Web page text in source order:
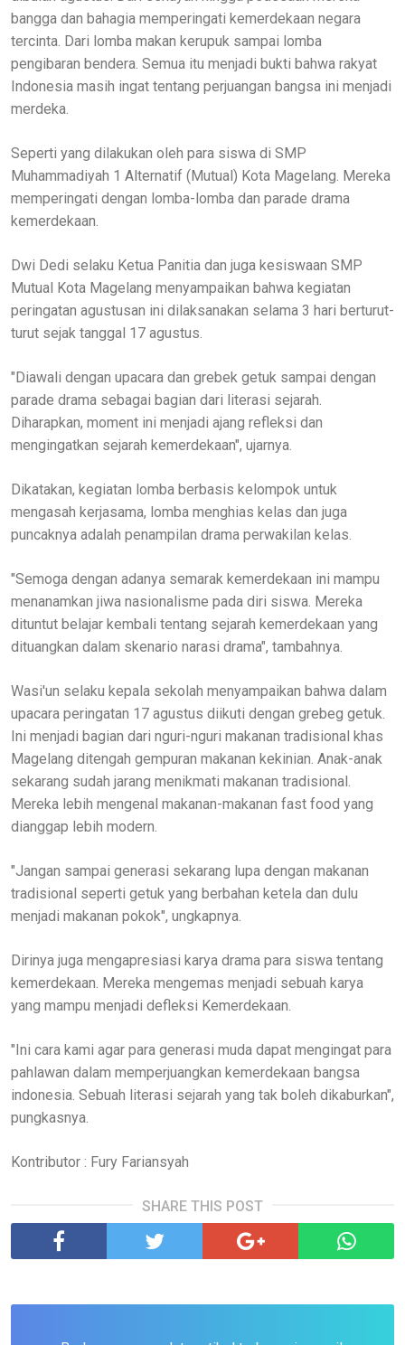
bangga dan bahagia memperingati kemerdekaan negara
tercinta. Dari lomba makan kerupuk sampai lomba
pengibaran bendera. Semua itu menjadi bukti bahwa rakyat
Indonesia masih ingat tentang perjuangan bangsa ini menjadi
merdeka.
Seperti yang dilakukan oleh para siswa di SMP
Muhammadiyah 1 Alternatif (Mutual) Kota Magelang. Mereka
memperingati dengan lomba-lomba dan parade drama
kemerdekaan.
Dwi Dedi selaku Ketua Panitia dan juga kesiswaan SMP
Mutual Kota Magelang menyampaikan bahwa kegiatan
peringatan agustusan ini dilaksanakan selama 3 hari berturut-
turut sejak tanggal 17 agustus.
"Diawali dengan upacara dan grebek getuk sampai dengan
parade drama sebagai bagian dari literasi sejarah.
Diharapkan, moment ini menjadi ajang refleksi dan
mengingatkan sejarah kemerdekaan", ujarnya.
Dikatakan, kegiatan lomba berbasis kelompok untuk
mengasah kerjasama, lomba menghias kelas dan juga
puncaknya adalah penampilan drama perwakilan kelas.
"Semoga dengan adanya semarak kemerdekaan ini mampu
menanamkan jiwa nasionalisme pada diri siswa. Mereka
dituntut belajar kembali tentang sejarah kemerdekaan yang
dituangkan dalam skenario narasi drama", tambahnya.
Wasi'un selaku kepala sekolah menyampaikan bahwa dalam
upacara peringatan 17 agustus diikuti dengan grebeg getuk.
Ini menjadi bagian dari nguri-nguri makanan tradisional khas
Magelang ditengah gempuran makanan kekinian. Anak-anak
sekarang sudah jarang menikmati makanan tradisional.
Mereka lebih mengenal makanan-makanan fast food yang
dianggap lebih modern.
"Jangan sampai generasi sekarang lupa dengan makanan
tradisional seperti getuk yang berbahan ketela dan dulu
menjadi makanan pokok", ungkapnya.
Dirinya juga mengapresiasi karya drama para siswa tentang
kemerdekaan. Mereka mengemas menjadi sebuah karya
yang mampu menjadi defleksi Kemerdekaan.
"Ini cara kami agar para generasi muda dapat mengingat para
pahlawan dalam memperjuangkan kemerdekaan bangsa
indonesia. Sebuah literasi sejarah yang tak boleh dikaburkan",
pungkasnya.
Kontributor : Fury Fariansyah
SHARE THIS POST